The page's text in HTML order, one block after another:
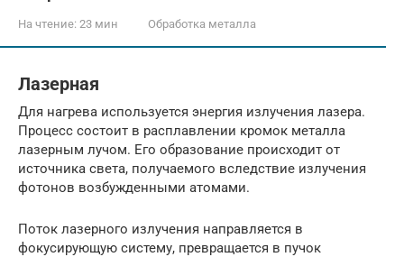
На чтение: 23 мин Обработка металла
Лазерная
Для нагрева используется энергия излучения лазера.
Процесс состоит в расплавлении кромок металла
лазерным лучом. Его образование происходит от
источника света, получаемого вследствие излучения
фотонов возбужденными атомами.
Поток лазерного излучения направляется в
фокусирующую систему, превращается в пучок